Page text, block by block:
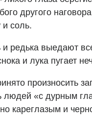
другого
и соль.
и редька выедают
и лука пугает
произносить
людей «с дурным
кареглазым и